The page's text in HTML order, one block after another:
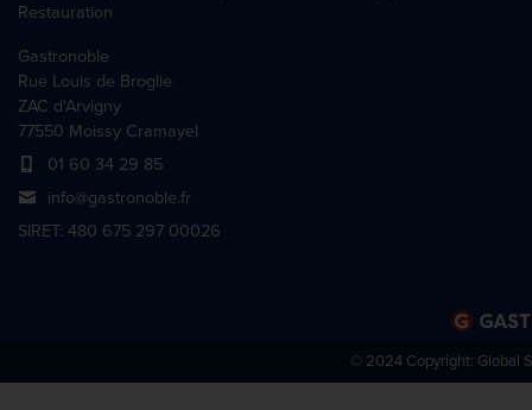
Restauration
Gastronoble
Rue Louis de Broglie
ZAC d'Arvigny
77550 Moissy Cramayel
01 60 34 29 85
info@gastronoble.fr
SIRET: 480 675 297 00026
© 2024 Copyright: Global